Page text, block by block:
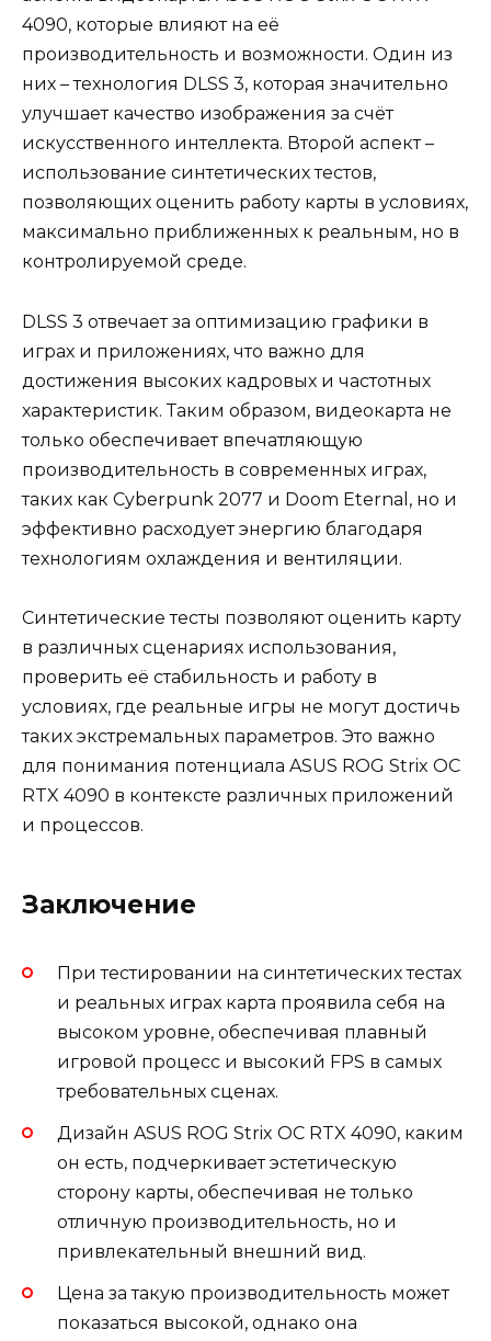
4090, которые влияют на её
производительность и возможности. Один из
них – технология DLSS 3, которая значительно
улучшает качество изображения за счёт
искусственного интеллекта. Второй аспект –
использование синтетических тестов,
позволяющих оценить работу карты в условиях,
максимально приближенных к реальным, но в
контролируемой среде.
DLSS 3 отвечает за оптимизацию графики в
играх и приложениях, что важно для
достижения высоких кадровых и частотных
характеристик. Таким образом, видеокарта не
только обеспечивает впечатляющую
производительность в современных играх,
таких как Cyberpunk 2077 и Doom Eternal, но и
эффективно расходует энергию благодаря
технологиям охлаждения и вентиляции.
Синтетические тесты позволяют оценить карту
в различных сценариях использования,
проверить её стабильность и работу в
условиях, где реальные игры не могут достичь
таких экстремальных параметров. Это важно
для понимания потенциала ASUS ROG Strix OC
RTX 4090 в контексте различных приложений
и процессов.
Заключение
При тестировании на синтетических тестах
и реальных играх карта проявила себя на
высоком уровне, обеспечивая плавный
игровой процесс и высокий FPS в самых
требовательных сценах.
Дизайн ASUS ROG Strix OC RTX 4090, каким
он есть, подчеркивает эстетическую
сторону карты, обеспечивая не только
отличную производительность, но и
привлекательный внешний вид.
Цена за такую производительность может
показаться высокой, однако она